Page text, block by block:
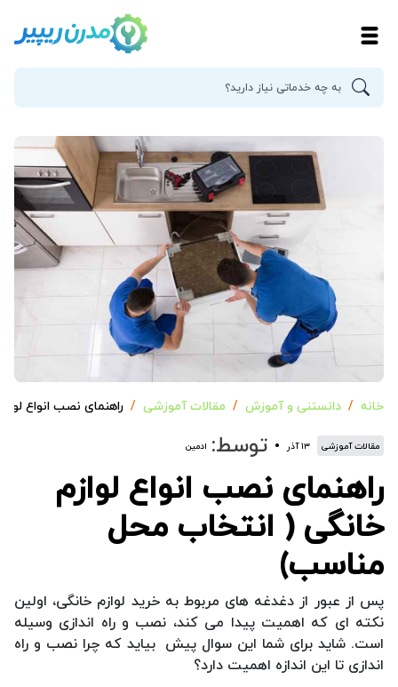
خانه دانستنی و آموزش مقالات آموزشی راهنمای نصب انواع
مقالات آموزشی ۱۳ آذر توسط: ادمین
راهنمای نصب انواع لوازم
خانگی ( انتخاب محل
مناسب)
پس از عبور از دغدغه های مربوط به خرید لوازم خانگی، اولین
نکته ای که اهمیت پیدا می کند، نصب و راه اندازی وسیله
است. شاید برای شما این سوال پیش بیاید که چرا نصب و راه
اندازی تا این اندازه اهمیت دارد؟